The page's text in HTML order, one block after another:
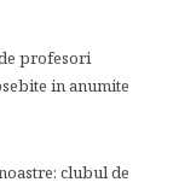
profesori
in anumite
clubul de